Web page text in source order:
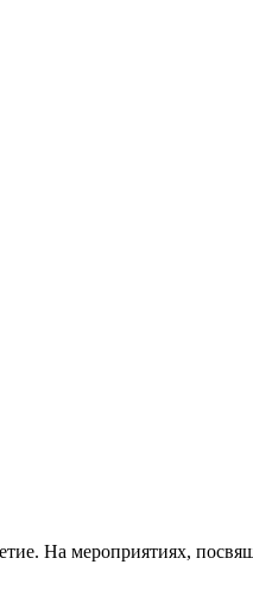
На мероприятиях,